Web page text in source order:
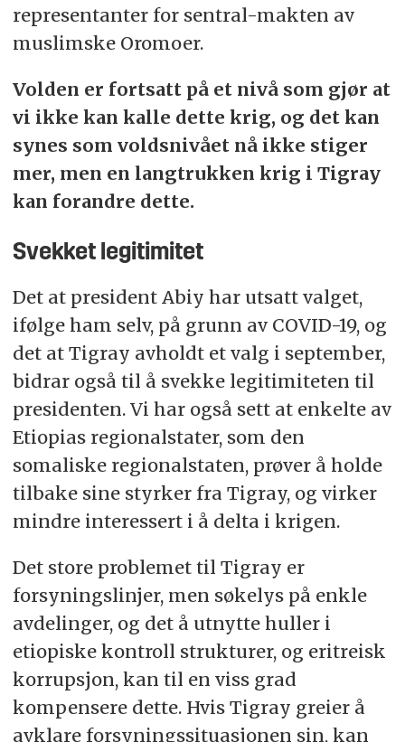
representanter for sentral-makten av
muslimske Oromoer.
Volden er fortsatt på et nivå som gjør at
vi ikke kan kalle dette krig, og det kan
synes som voldsnivået nå ikke stiger
mer, men en langtrukken krig i Tigray
kan forandre dette.
Svekket legitimitet
Det at president Abiy har utsatt valget,
ifølge ham selv, på grunn av COVID-19, og
det at Tigray avholdt et valg i september,
bidrar også til å svekke legitimiteten til
presidenten. Vi har også sett at enkelte av
Etiopias regionalstater, som den
somaliske regionalstaten, prøver å holde
tilbake sine styrker fra Tigray, og virker
mindre interessert i å delta i krigen.
Det store problemet til Tigray er
forsyningslinjer, men søkelys på enkle
avdelinger, og det å utnytte huller i
etiopiske kontroll strukturer, og eritreisk
korrupsjon, kan til en viss grad
kompensere dette. Hvis Tigray greier å
avklare forsyningssituasjonen sin, kan